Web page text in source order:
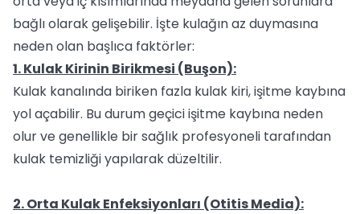
bağlı olarak gelişebilir. İşte kulağın az duymasına
neden olan başlıca faktörler:
1. Kulak Kirinin Birikmesi (Buşon):
Kulak kanalında biriken fazla kulak kiri, işitme kaybına
yol açabilir. Bu durum geçici işitme kaybına neden
olur ve genellikle bir sağlık profesyoneli tarafından
kulak temizliği yapılarak düzeltilir.
2. Orta Kulak Enfeksiyonları (Otitis Media):